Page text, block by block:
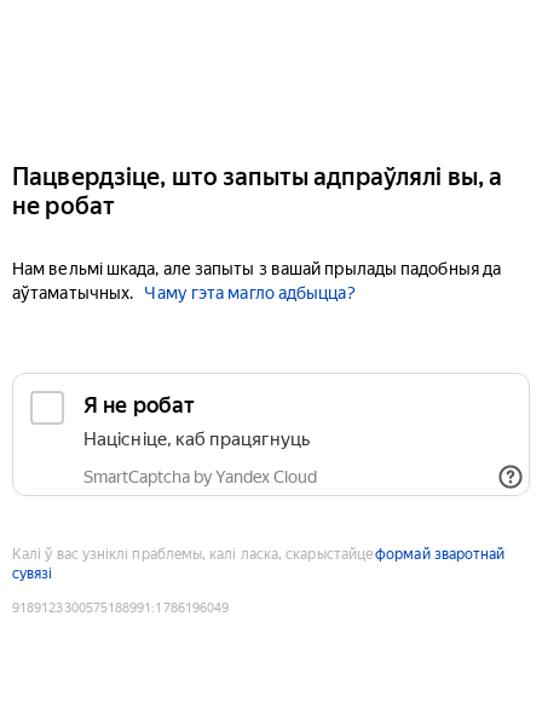
Пацвердзіце, што запыты адпраўлялі вы, а
не робат
Нам вельмі шкада, але запыты з вашай прылады падобныя да
аўтаматычных.
Чаму гэта магло адбыцца?
Я не робат
Націсніце, каб працягнуць
SmartCaptcha by Yandex Cloud
Калі ў вас узніклі праблемы, калі ласка, скарыстайцеформай зваротнай
сувязі
9189123300575188991 :1786196049